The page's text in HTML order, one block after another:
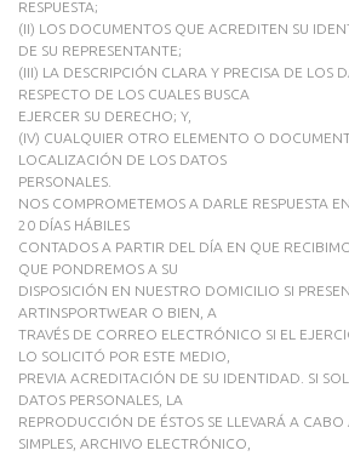
RESPUESTA;
(II) LOS DOCUMENTOS QUE ACREDITEN SU
DE SU REPRESENTANTE;
(III) LA DESCRIPCIÓN CLARA Y PRECISA DE LOS
RESPECTO DE LOS CUALES BUSCA
EJERCER SU DERECHO; Y,
(IV) CUALQUIER OTRO ELEMENTO O
LOCALIZACIÓN DE LOS DATOS
PERSONALES.
NOS COMPROMETEMOS A DARLE RESPUESTA
20 DÍAS HÁBILES
CONTADOS A PARTIR DEL DÍA EN QUE
QUE PONDREMOS A SU
DISPOSICIÓN EN NUESTRO DOMICILIO SI
ARTINSPORTWEAR O BIEN, A
TRAVÉS DE CORREO ELECTRÓNICO SI EL
LO SOLICITÓ POR ESTE MEDIO,
PREVIA ACREDITACIÓN DE SU IDENTIDAD. SI
DATOS PERSONALES, LA
REPRODUCCIÓN DE ÉSTOS SE LLEVARÁ A CABO
SIMPLES, ARCHIVO ELECTRÓNICO,